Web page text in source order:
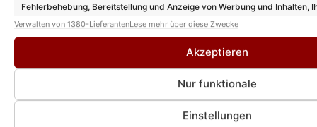
Fehlerbehebung, Bereitstellung und Anzeige von Werbung und Inhalten,
Entscheidungen zum Datenschutz speichern und übermitteln.
Verwalten von 1380-LieferantenLese mehr über diese Zwecke
Akzeptieren
Nur funktionale
Einstellungen